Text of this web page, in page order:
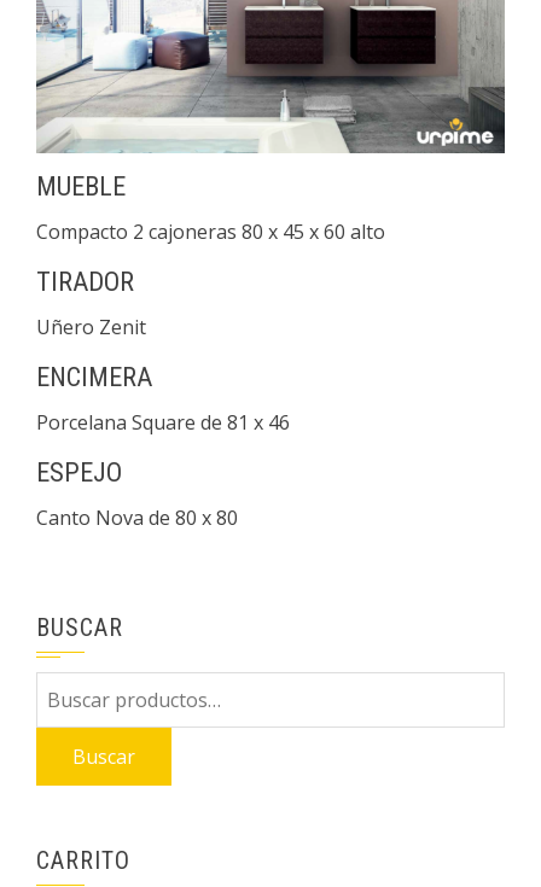
MUEBLE
Compacto 2 cajoneras 80 x 45 x 60 alto
TIRADOR
Uñero Zenit
ENCIMERA
Porcelana Square de 81 x 46
ESPEJO
Canto Nova de 80 x 80
BUSCAR
Buscar
por:
Buscar
CARRITO